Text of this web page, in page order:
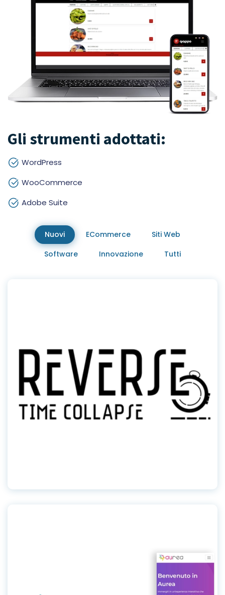
Gli strumenti adottati:
WordPress
WooCommerce
Adobe Suite
Nuovi ECommerce
Siti Web
Software
Innovazione Tutti